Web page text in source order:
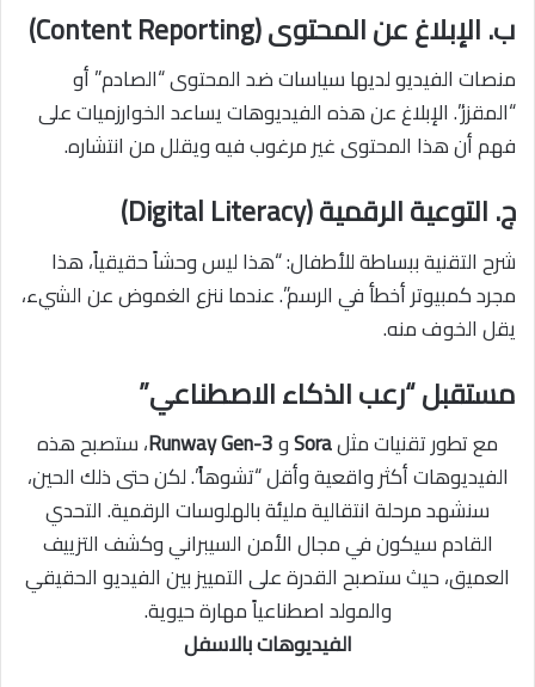
ب. الإبلاغ عن المحتوى (Content Reporting)
منصات الفيديو لديها سياسات ضد المحتوى “الصادم” أو
“المقزز”. الإبلاغ عن هذه الفيديوهات يساعد الخوارزميات على
فهم أن هذا المحتوى غير مرغوب فيه ويقلل من انتشاره.
ج. التوعية الرقمية (Digital Literacy)
شرح التقنية ببساطة للأطفال: “هذا ليس وحشاً حقيقياً، هذا
مجرد كمبيوتر أخطأ في الرسم”. عندما ننزع الغموض عن الشيء،
يقل الخوف منه.
مستقبل “رعب الذكاء الاصطناعي”
مع تطور تقنيات مثلSoraوRunway Gen-3، ستصبح هذه
الفيديوهات أكثر واقعية وأقل “تشوهاً”. لكن حتى ذلك الحين،
سنشهد مرحلة انتقالية مليئة بالهلوسات الرقمية. التحدي
القادم سيكون في مجالالأمن السيبرانيوكشف التزييف
العميق، حيث ستصبح القدرة على التمييز بين الفيديو الحقيقي
والمولد اصطناعياً مهارة حيوية.
الفيديوهات بالاسفل